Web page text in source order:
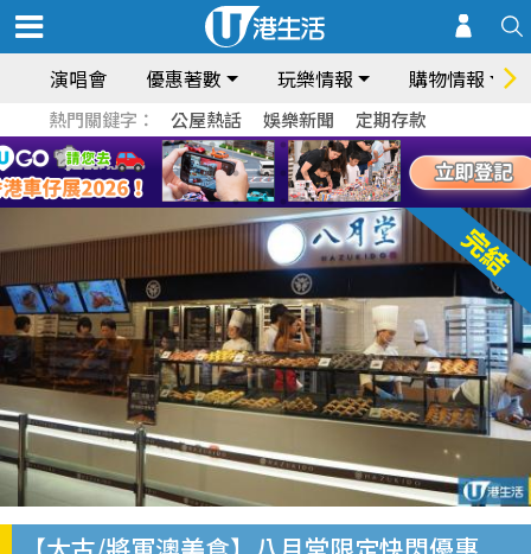
演唱會 優惠著數 玩樂情報 購物情報
熱門關鍵字： 公屋熱話 娛樂新聞 定期存款